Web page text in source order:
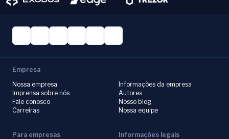
Empresa
Nossa empresa
Imprensa sobre nós
Fale conosco
Carreiras
Informações da empresa
Autores
Nosso blog
Nossa equipe
Para empresas
Informações legais